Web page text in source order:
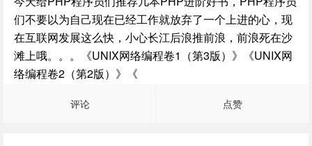
们不要以为自己现在已经工作就放弃了一个上进的心，现
在互联网发展这么快，小心长江后浪推前浪，前浪死在沙
滩上哦。。。《UNIX网络编程卷1（第3版）》《UNIX网
络编程卷2（第2版）》《
评论 点赞